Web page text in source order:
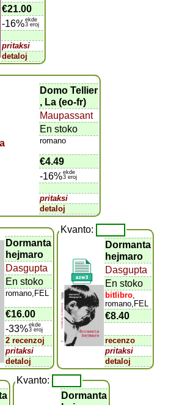
€21.00
-16%ekde
3 eroj
pritaksi
detaloj
Domo Tellier
, La (eo-fr)
Maupassant
En stoko
romano
€4.49
-16%ekde
3 eroj
pritaksi
detaloj
Dormanta
hejmaro
Dasgupta
En stoko
romano,FEL
€16.00
-33%ekde
3 eroj
2 recenzoj
pritaksi
detaloj
Kvanto:
Dormanta
hejmaro
Dasgupta
En stoko
bitlibro
romano,FEL
€8.40
recenzo
pritaksi
detaloj
Kvanto:
Dormanta